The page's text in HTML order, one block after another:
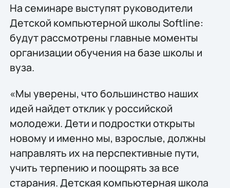
На семинаре выступят руководители
Детской компьютерной школы Softline:
будут рассмотрены главные моменты
организации обучения на базе школы и
вуза.
«Мы уверены, что большинство наших
идей найдет отклик у российской
молодежи. Дети и подростки открыты
новому и именно мы, взрослые, должны
направлять их на перспективные пути,
учить терпению и поощрять за все
старания. Детская компьютерная школа